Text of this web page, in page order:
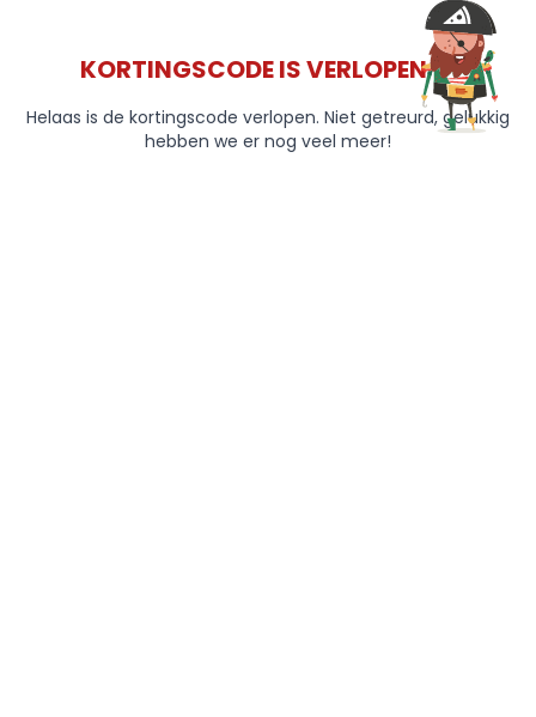
KORTINGSCODE IS VERLOPEN 😞
Helaas is de kortingscode verlopen. Niet getreurd, gelukkig
hebben we er nog veel meer!